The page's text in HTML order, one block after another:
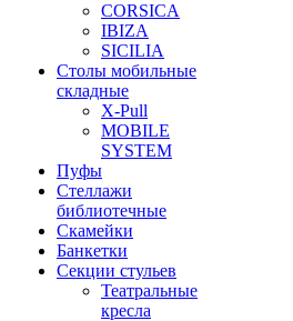
CORSICA
IBIZA
SICILIA
Столы мобильные
складные
X-Pull
MOBILE
SYSTEM
Пуфы
Стеллажи
библиотечные
Скамейки
Банкетки
Секции стульев
Театральные
кресла